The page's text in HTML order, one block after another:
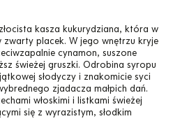
kasza kukurydziana, która w
zwarty placek. W jego wnętrzu kryje
cynamon, suszone
świeżej gruszki. Odrobina syropu
słodyczy i znakomicie syci
zjadacza małpich dań.
włoskimi i listkami świeżej
się z wyrazistym, słodkim